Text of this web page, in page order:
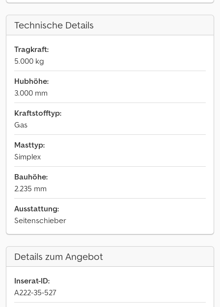
Technische Details
Tragkraft:
5.000 kg
Hubhöhe:
3.000 mm
Kraftstofftyp:
Gas
Masttyp:
Simplex
Bauhöhe:
2.235 mm
Ausstattung:
Seitenschieber
Details zum Angebot
Inserat-ID:
A222-35-527